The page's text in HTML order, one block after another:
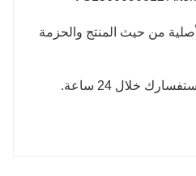
من حيث المنتج والحزمة